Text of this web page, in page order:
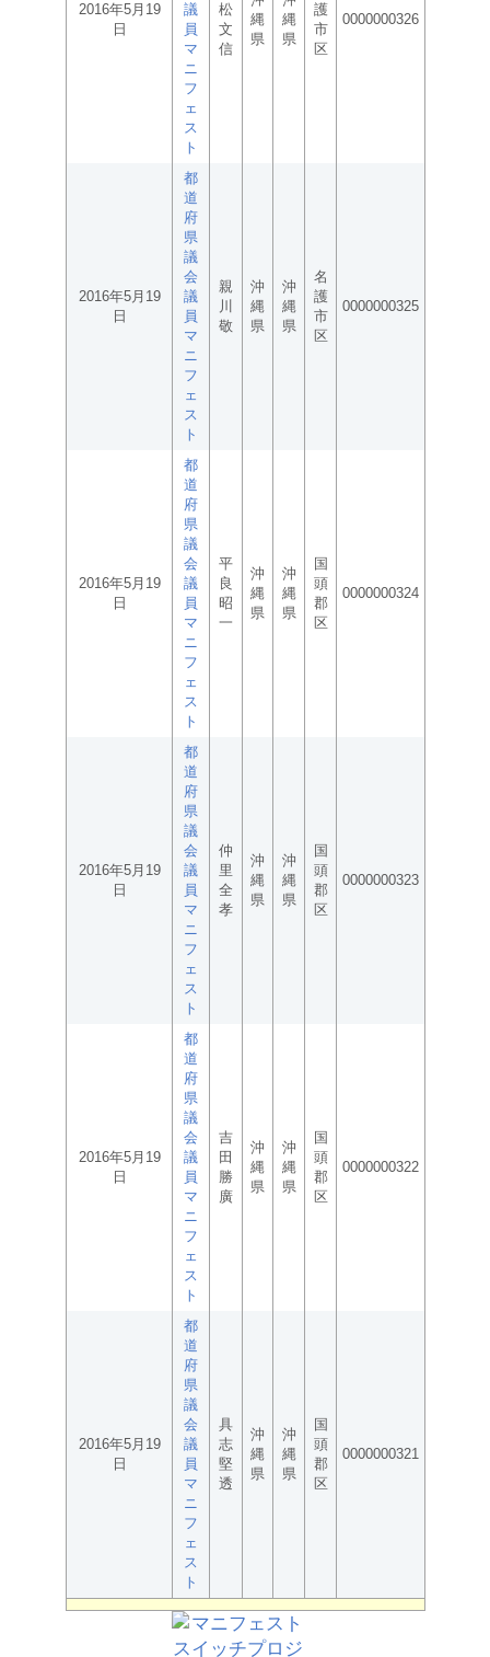
2016年5月19
日
議
員
マ
ニ
フ
ェ
ス
ト
松
文
信
縄
県
縄
県
護
市
区
0000000326
2016年5月19
日
都
道
府
県
議
会
議
員
マ
ニ
フ
ェ
ス
ト
親
川
敬
沖
縄
県
沖
縄
県
名
護
市
区
0000000325
2016年5月19
日
都
道
府
県
議
会
議
員
マ
ニ
フ
ェ
ス
ト
平
良
昭
一
沖
縄
県
沖
縄
県
国
頭
郡
区
0000000324
2016年5月19
日
都
道
府
県
議
会
議
員
マ
ニ
フ
ェ
ス
ト
仲
里
全
孝
沖
縄
県
沖
縄
県
国
頭
郡
区
0000000323
2016年5月19
日
都
道
府
県
議
会
議
員
マ
ニ
フ
ェ
ス
ト
吉
田
勝
廣
沖
縄
県
沖
縄
県
国
頭
郡
区
0000000322
2016年5月19
日
都
道
府
県
議
会
議
員
マ
ニ
フ
ェ
ス
ト
具
志
堅
透
沖
縄
県
沖
縄
県
国
頭
郡
区
0000000321